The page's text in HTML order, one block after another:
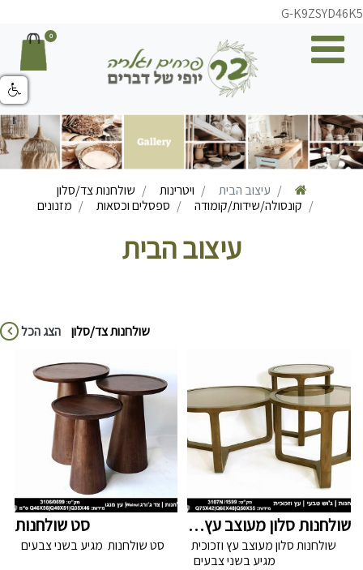
G-K9ZSYD46K5
0
עיצוב הבית ויטרינות
שולחנות צד/סלון
קונסולה/שידות/קומודה
ספסלים וכסאות מזנונים
עיצוב הבית
שולחנות צד/סלון הצג הכל
שולחנות סלון מעוצב עץ וזכוכית
שולחנות סלון מעוצב עץ וזכוכית
מגיע בשני צבעים
סט שולחנות
סט שולחנות מגיע בשני צבעים